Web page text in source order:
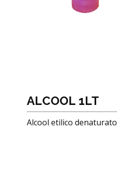
ALCOOL 1LT
Alcool etilico denaturato